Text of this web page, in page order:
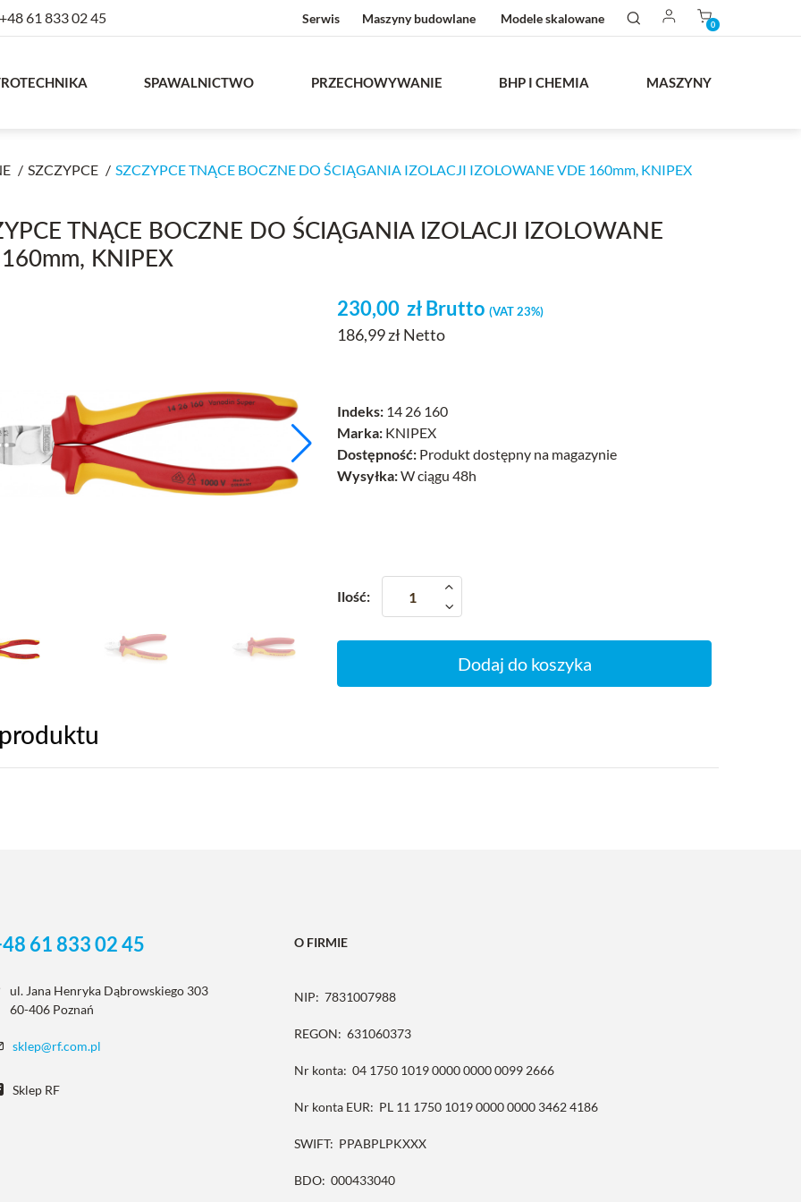
+48 61 833 02 45 Serwis Maszyny budowlane Modele skalowane 0
SPAWALNICTWO PRZECHOWYWANIE BHP I CHEMIA MASZYNY
SZCZYPCE SZCZYPCE TNĄCE BOCZNE DO ŚCIĄGANIA IZOLACJI IZOLOWANE VDE 160mm, KNIPEX
TNĄCE BOCZNE DO ŚCIĄGANIA IZOLACJI IZOLOWANE
KNIPEX
230,00 złBrutto (VAT 23%)
186,99 zł Netto
Indeks: 14 26 160
Marka: KNIPEX
Dostępność: Produkt dostępny na magazynie
Wysyłka:W ciągu 48h
Ilość:
Dodaj do koszyka
61 833 02 45
ul. Jana Henryka Dąbrowskiego 303
60-406 Poznań
sklep@rf.com.pl
Sklep RF
O FIRMIE
NIP: 7831007988
REGON: 631060373
Nr konta: 04 1750 1019 0000 0000 0099 2666
Nr konta EUR: PL 11 1750 1019 0000 0000 3462 4186
SWIFT: PPABPLPKXXX
BDO: 000433040